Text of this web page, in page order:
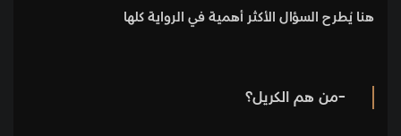
هنا يُطرح السؤال الأكثر أهمية في الرواية كلها
-من هم الكريل؟